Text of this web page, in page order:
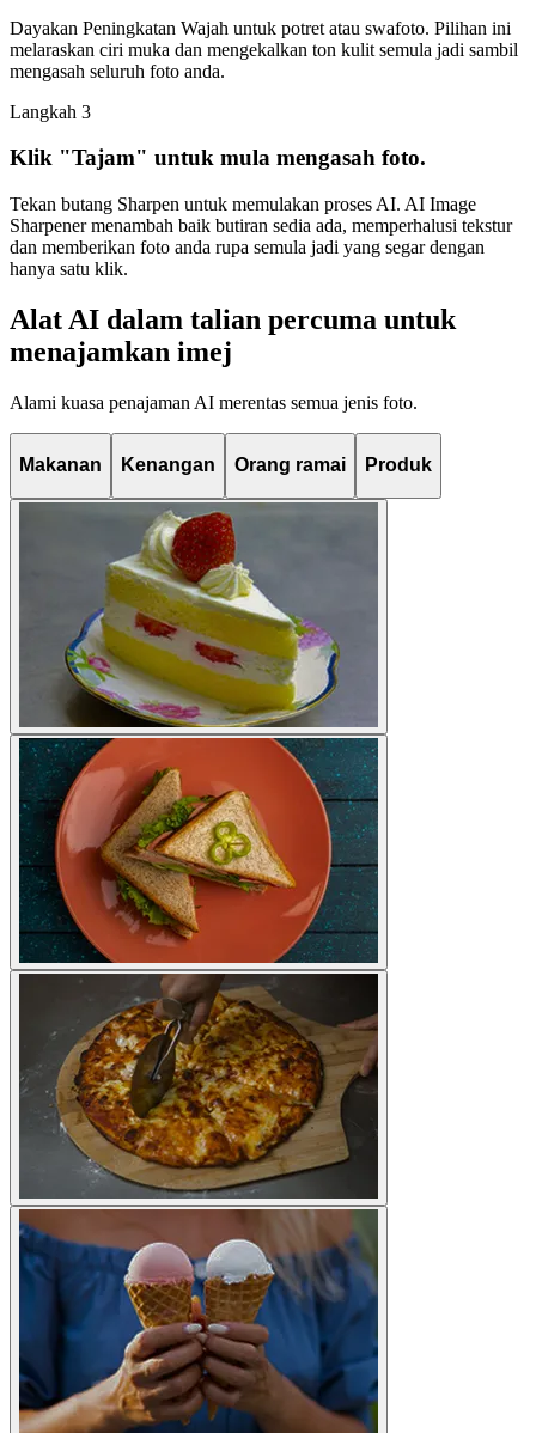
Dayakan Peningkatan Wajah untuk potret atau swafoto. Pilihan ini
melaraskan ciri muka dan mengekalkan ton kulit semula jadi sambil
mengasah seluruh foto anda.
Langkah 3
Klik "Tajam" untuk mula mengasah foto.
Tekan butang Sharpen untuk memulakan proses AI. AI Image
Sharpener menambah baik butiran sedia ada, memperhalusi tekstur
dan memberikan foto anda rupa semula jadi yang segar dengan
hanya satu klik.
Alat AI dalam talian percuma untuk
menajamkan imej
Alami kuasa penajaman AI merentas semua jenis foto.
Makanan Kenangan Orang ramai Produk